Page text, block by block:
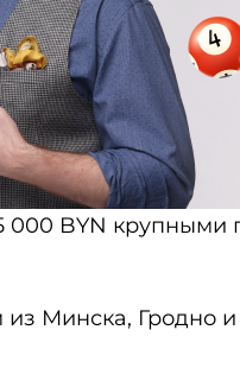
000 BYN
из Минска, Гродно